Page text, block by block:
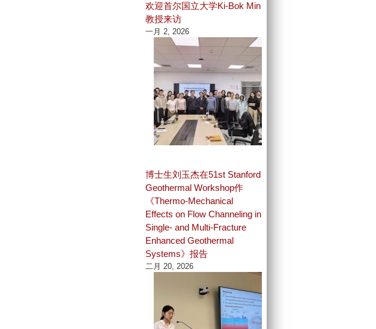
欢迎首尔国立大学Ki-Bok Min
教授来访
一月 2, 2026
博士生刘玉杰在51st Stanford
Geothermal Workshop作
《Thermo-Mechanical
Effects on Flow Channeling in
Single- and Multi-Fracture
Enhanced Geothermal
Systems》报告
二月 20, 2026